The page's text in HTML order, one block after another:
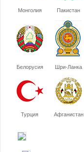
Монголия Пакистан
Белорусия Шри-Ланка
Турция Афганистан